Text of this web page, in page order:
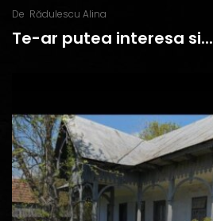
De Rădulescu Alina
Te-ar putea interesa si...